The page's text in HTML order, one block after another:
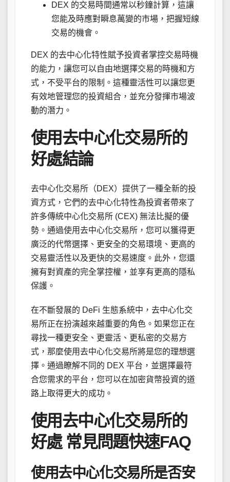
DEX 的交易時間通常以秒鐘計算，這讓
您能及時應對瞬息萬變的市場，把握短線
交易的機會。
DEX 的去中心化特性賦予投資者掌控交易時機
的能力，讓您可以自由地選擇交易的時機和方
式，不受平台的限制。這種靈活性可以讓您更
有效地管理您的投資組合，並充分發揮市場波
動的潛力。
使用去中心化交易所的
好處結論
去中心化交易所（DEX）提供了一種全新的投
資方式，它們的去中心化特性為投資者帶來了
許多傳統中心化交易所 (CEX) 無法比擬的優
勢。通過使用去中心化交易所，您可以獲得更
廣泛的代幣選擇、更安全的交易環境、更高的
交易靈活性以及更快的交易速度。此外，您還
擁有對資產的完全掌控權，並享有更高的隱私
保護。
在不斷發展的 DeFi 生態系統中，去中心化交
易所正在扮演越來越重要的角色。如果您正在
尋找一種更安全、更靈活、更私密的交易方
式，那麼使用去中心化交易所將是您的理想選
擇。通過瞭解不同的 DEX 平台，並選擇最符
合您需求的平台，您可以在加密貨幣投資的道
路上取得更大的成功。
使用去中心化交易所的
好處 常見問題快速FAQ
使用去中心化交易所是否安